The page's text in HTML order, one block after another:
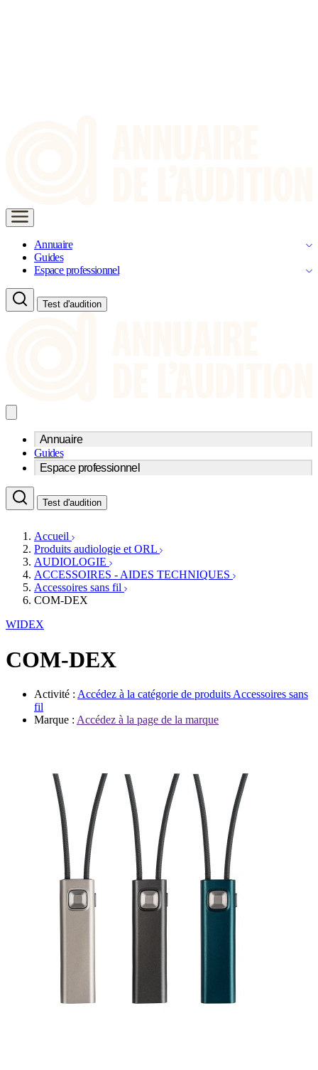
Annuaire
Guides
Espace professionnel
Test d'audition
Annuaire
Trouvez un professionnel de l'audition
Centre d'audioprothèse
Médecins ORL & Phoniatres
Écoles spécialisées
Fournisseurs
Associations
Guides
Espace professionnel
Acteurs et services
Fournisseurs
Services ORL
Orthophonistes
Formations et écoles
Organismes / Syndicats
Produits
Ressources
Test d'audition
Accueil
Produits audiologie et ORL
AUDIOLOGIE
ACCESSOIRES - AIDES TECHNIQUES
Accessoires sans fil
COM-DEX
WIDEX
COM-DEX
Activité : Accédez à la catégorie de produits Accessoires sans
fil
Marque : Accédez à la page de la marque